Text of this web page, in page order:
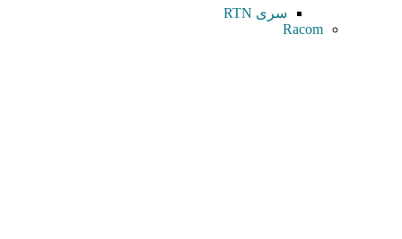
سری RTN
Racom